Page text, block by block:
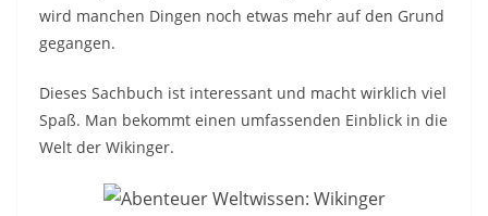
wird manchen Dingen noch etwas mehr auf den Grund
gegangen.
Dieses Sachbuch ist interessant und macht wirklich viel
Spaß. Man bekommt einen umfassenden Einblick in die
Welt der Wikinger.